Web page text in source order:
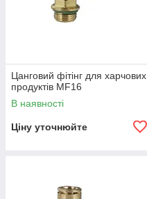
Цанговий фітінг для харчових
продуктів MF16
В наявності
Ціну уточнюйте